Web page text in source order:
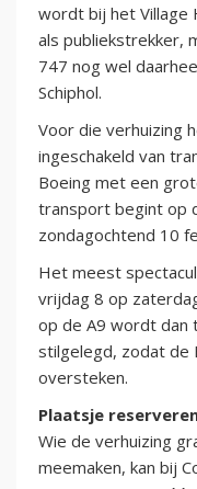
wordt bij het Village
als publiekstrekker,
747 nog wel
Schiphol.
Voor die verhuizing
ingeschakeld van
Boeing met een
transport begint op
zondagochtend 10
Het meest
vrijdag 8 op
op de A9 wordt dan
stilgelegd, zodat de
oversteken.
Plaatsje
Wie de verhuizing
meemaken, kan bij